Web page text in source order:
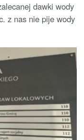
dawki wody
z nas nie pije wody